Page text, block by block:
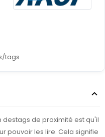
tags
de proximité est qu'il
pouvoir les lire. Cela signifie